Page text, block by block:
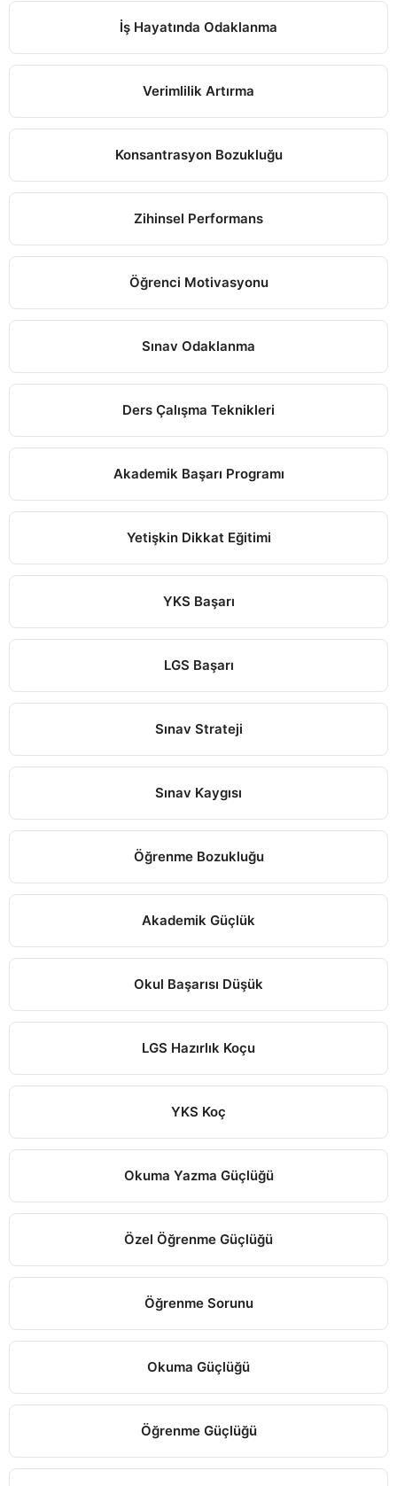
İş Hayatında Odaklanma
Verimlilik Artırma
Konsantrasyon Bozukluğu
Zihinsel Performans
Öğrenci Motivasyonu
Sınav Odaklanma
Ders Çalışma Teknikleri
Akademik Başarı Programı
Yetişkin Dikkat Eğitimi
YKS Başarı
LGS Başarı
Sınav Strateji
Sınav Kaygısı
Öğrenme Bozukluğu
Akademik Güçlük
Okul Başarısı Düşük
LGS Hazırlık Koçu
YKS Koç
Okuma Yazma Güçlüğü
Özel Öğrenme Güçlüğü
Öğrenme Sorunu
Okuma Güçlüğü
Öğrenme Güçlüğü